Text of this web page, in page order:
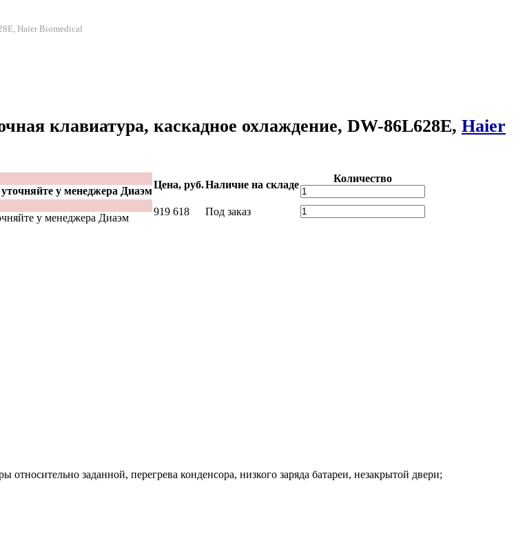
Haier Biomedical
клавиатура, каскадное охлаждение, DW-86L628E, Haier
у менеджера Диаэм
Цена, руб.Наличие на складе
Количество
у менеджера Диаэм
919 618
Под заказ
заданной, перегрева конденсора, низкого заряда батареи, незакрытой двери;